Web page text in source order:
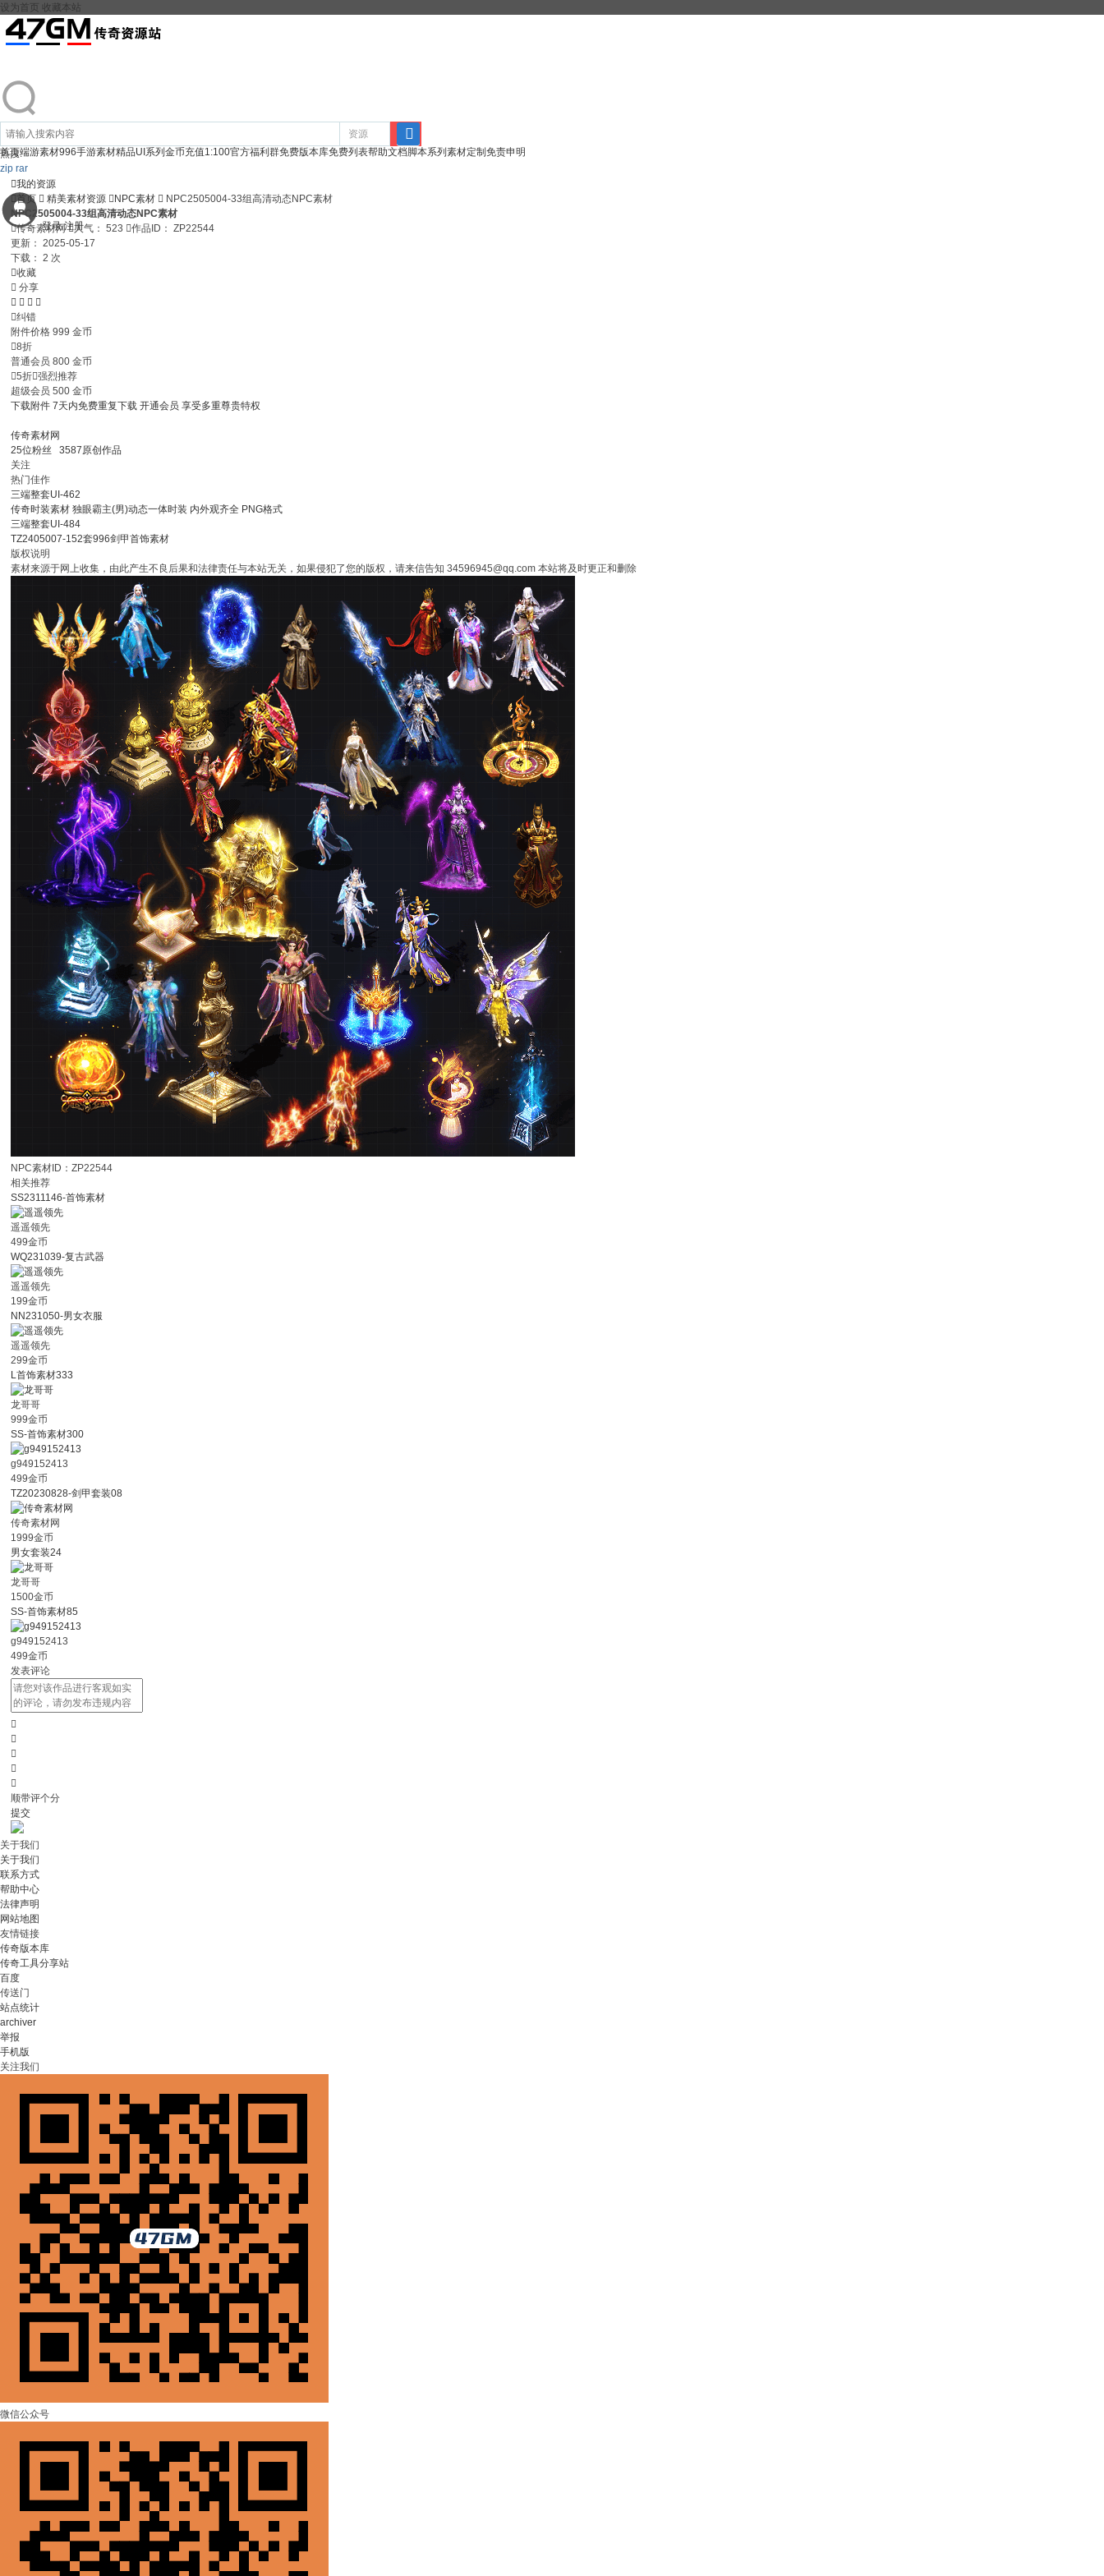
设为首页 收藏本站
资源
搜
热搜:
zip rar
登录 注册
首页端游素材996手游素材精品UI系列 金币充值1:100官方福利群免费版本库免费列表帮助文档脚本系列 素材定制 免责申明
我的资源
首页  精美素材资源  NPC素材  NPC2505004-33组高清动态NPC素材
NPC2505004-33组高清动态NPC素材
传奇素材网 人气：523 作品ID：ZP22544
更新：
2025-05-17
下载：
2 次
收藏
 分享
   
纠错
附件价格999 金币
8折
普通会员800 金币
5折强烈推荐
超级会员500 金币
下载附件 7天内免费重复下载 开通会员 享受多重尊贵特权
传奇素材网
25位粉丝 3587原创作品
关注
热门佳作
三端整套UI-462
传奇时装素材 独眼霸主(男)动态一体时装 内外观齐全 PNG格式
三端整套UI-484
TZ2405007-152套996剑甲首饰素材
版权说明
素材来源于网上收集，由此产生不良后果和法律责任与本站无关，如果侵犯了您的版权，请来信告知 34596945@qq.com 本站将及时更正和删除
NPC素材ID：ZP22544
相关推荐
SS2311146-首饰素材
遥遥领先
499金币
WQ231039-复古武器
遥遥领先
199金币
NN231050-男女衣服
遥遥领先
299金币
L首饰素材333
龙哥哥
999金币
SS-首饰素材300
g949152413
499金币
TZ20230828-剑甲套装08
传奇素材网
1999金币
男女套装24
龙哥哥
1500金币
SS-首饰素材85
g949152413
499金币
发表评论





顺带评个分
提交
关于我们
关于我们
联系方式
帮助中心
法律声明
网站地图
友情链接
传奇版本库
传奇工具分享站
百度
传送门
站点统计
archiver
举报
手机版
关注我们
微信公众号